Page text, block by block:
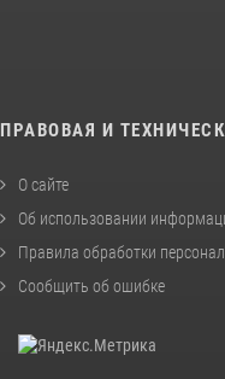
ПРАВОВАЯ И
О сайте
Об использовании
Правила обработки
Сообщить об ошибке